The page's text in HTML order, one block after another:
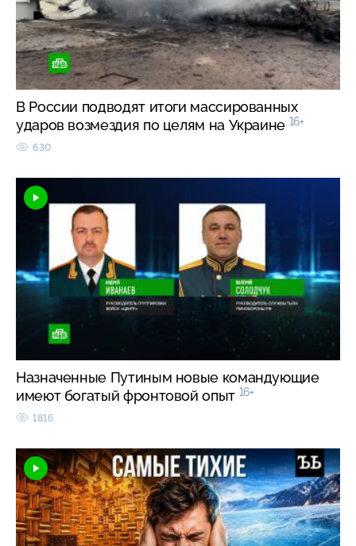
В России подводят итоги массированных
ударов возмездия по целям на Украине 16+
630
Назначенные Путиным новые командующие
имеют богатый фронтовой опыт 16+
1816